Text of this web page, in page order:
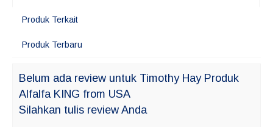
Produk Terkait
Produk Terbaru
Belum ada review untuk Timothy Hay Produk
Alfalfa KING from USA
Silahkan tulis review Anda